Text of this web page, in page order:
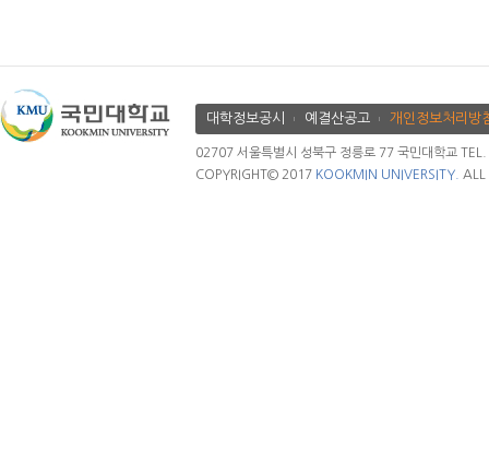
대학정보공시 예결산공고 개인정보처리방
02707 서울특별시 성북구 정릉로 77 국민대학교
COPYRIGHT© 2017 KOOKMIN UNIVERSITY. ALL